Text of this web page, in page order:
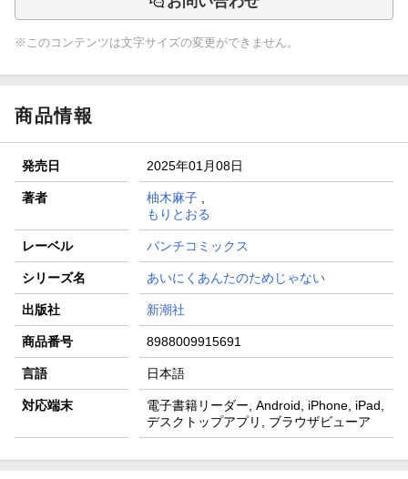
※このコンテンツは文字サイズの変更ができません。
商品情報
発売日 2025年01月08日
著者 柚木麻子,
もりとおる
レーベル バンチコミックス
シリーズ名 あいにくあんたのためじゃない
出版社 新潮社
商品番号 8988009915691
言語 日本語
対応端末
電子書籍リーダー, Android, iPhone, iPad,
デスクトップアプリ, ブラウザビューア